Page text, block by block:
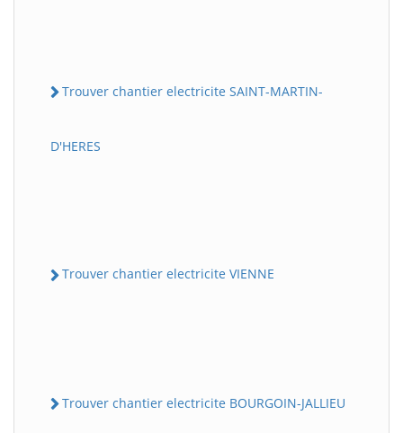
Trouver chantier electricite SAINT-MARTIN-
D'HERES
Trouver chantier electricite VIENNE
Trouver chantier electricite BOURGOIN-JALLIEU